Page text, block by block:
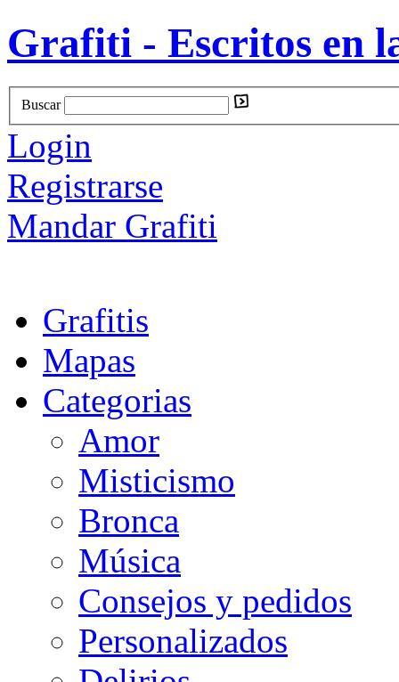
Grafiti - Escritos en
Buscar
Login
Registrarse
Mandar Grafiti
Grafitis
Mapas
Categorias
Amor
Misticismo
Bronca
Música
Consejos y pedidos
Personalizados